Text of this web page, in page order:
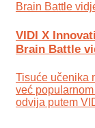
VIDI X
Brain Battle
Tisuće učenika
već
odvija putem